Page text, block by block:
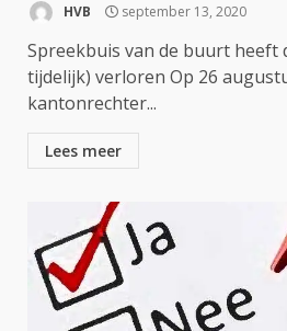
HVB september 13, 2020
Spreekbuis van de buurt heeft
tijdelijk) verloren Op 26
kantonrechter...
Lees meer